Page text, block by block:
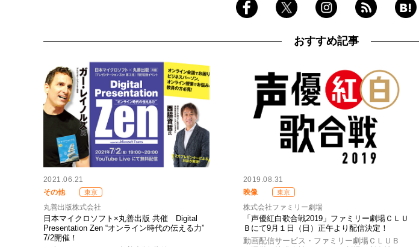
おすすめ記事
2021.06.21
その他
東京
丸善出版株式会社
日本マイクロソフト×丸善出版 共催 Digital
Presentation Zen “オンライン時代の伝える力”
7/2開催！
2019.08.31
映像
東京
株式会社ファミリー劇場
「声優紅白歌合戦2019」ファミリー劇場ＣＬＵ
Ｂにて9月１日（日）正午より配信決定！
動画配信サービス・ファミリー劇場ＣＬＵＢ